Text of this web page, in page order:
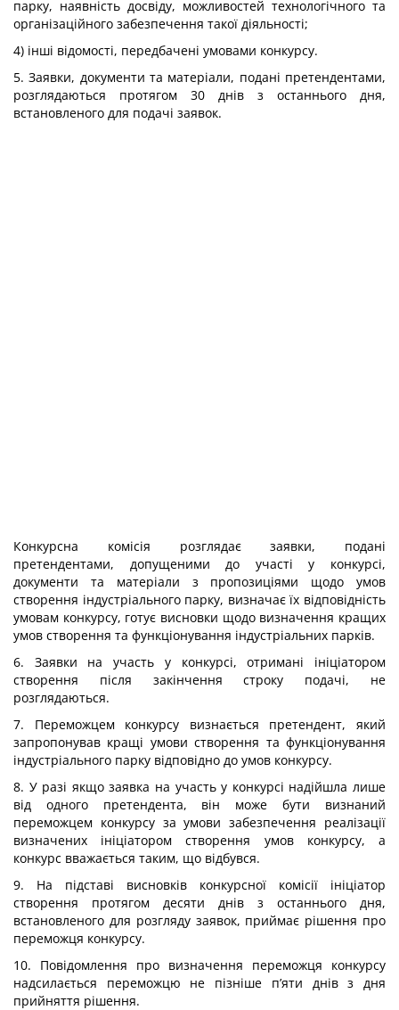
парку, наявність досвіду, можливостей технологічного та
організаційного забезпечення такої діяльності;
4) інші відомості, передбачені умовами конкурсу.
5. Заявки, документи та матеріали, подані претендентами,
розглядаються протягом 30 днів з останнього дня,
встановленого для подачі заявок.
Конкурсна комісія розглядає заявки, подані
претендентами, допущеними до участі у конкурсі,
документи та матеріали з пропозиціями щодо умов
створення індустріального парку, визначає їх відповідність
умовам конкурсу, готує висновки щодо визначення кращих
умов створення та функціонування індустріальних парків.
6. Заявки на участь у конкурсі, отримані ініціатором
створення після закінчення строку подачі, не
розглядаються.
7. Переможцем конкурсу визнається претендент, який
запропонував кращі умови створення та функціонування
індустріального парку відповідно до умов конкурсу.
8. У разі якщо заявка на участь у конкурсі надійшла лише
від одного претендента, він може бути визнаний
переможцем конкурсу за умови забезпечення реалізації
визначених ініціатором створення умов конкурсу, а
конкурс вважається таким, що відбувся.
9. На підставі висновків конкурсної комісії ініціатор
створення протягом десяти днів з останнього дня,
встановленого для розгляду заявок, приймає рішення про
переможця конкурсу.
10. Повідомлення про визначення переможця конкурсу
надсилається переможцю не пізніше п’яти днів з дня
прийняття рішення.